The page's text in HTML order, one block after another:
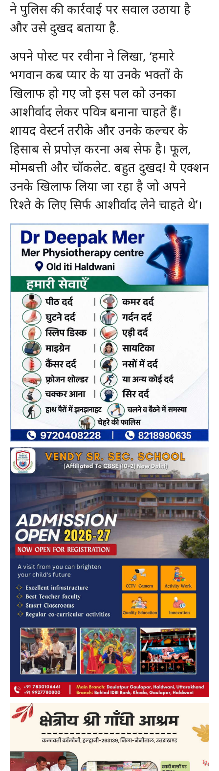
ने पुलिस की कार्रवाई पर सवाल उठाया है
और उसे दुखद बताया है.
अपने पोस्ट पर रवीना ने लिखा, ‘हमारे
भगवान कब प्यार के या उनके भक्तों के
खिलाफ हो गए जो इस पल को उनका
आशीर्वाद लेकर पवित्र बनाना चाहते हैं।
शायद वेस्टर्न तरीके और उनके कल्चर के
हिसाब से प्रपोज़ करना अब सेफ है। फूल,
मोमबत्ती और चॉकलेट. बहुत दुखद! ये एक्शन
उनके खिलाफ लिया जा रहा है जो अपने
रिश्ते के लिए सिर्फ आशीर्वाद लेने चाहते थे’।